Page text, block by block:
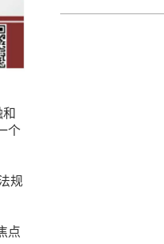
个
规
点
地却成高度机密